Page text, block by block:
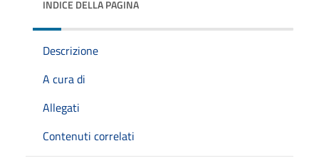
INDICE DELLA PAGINA
Descrizione
A cura di
Allegati
Contenuti correlati